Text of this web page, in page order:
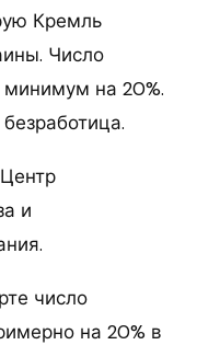
Кремль
Число
на 20%.
и
число
на 20% в